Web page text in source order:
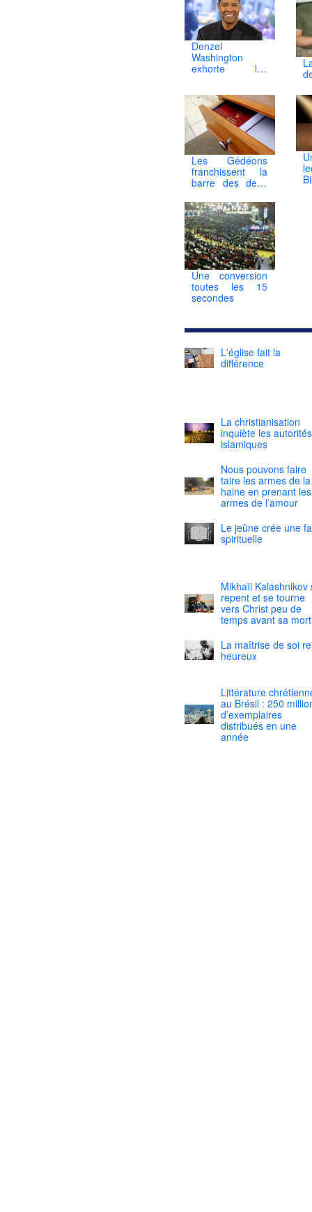
Denzel
Washington
exhorte les
Les Gédéons
franchissent la
barre des deux
Bibles diffusées
Une conversion
toutes les 15
secondes
L'église fait la
différence
La christianisation
inquiète les autorités
islamiques
Nous pouvons faire
taire les armes de la
haine en prenant les
armes de l’amour
Le jeûne crée une
spirituelle
Mikhaïl Kalashnikov
repent et se tourne
vers Christ peu de
temps avant sa mort
La maîtrise de soi
heureux
Littérature
au Brésil : 250
d’exemplaires
distribués en une
année